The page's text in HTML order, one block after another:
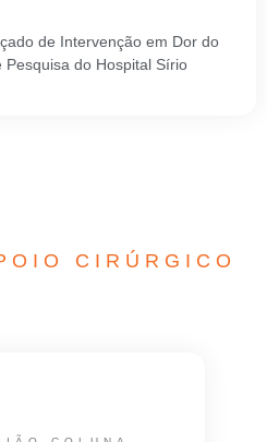
de Intervenção em Dor do
Pesquisa do Hospital Sírio
CIRÚRGICO